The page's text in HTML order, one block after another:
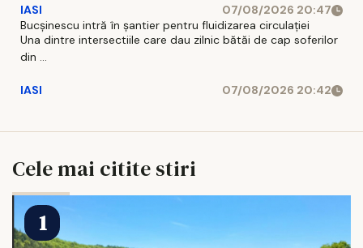
IASI
07/08/2026 20:47
Bucșinescu intră în șantier pentru fluidizarea circulației
Una dintre intersectiile care dau zilnic bătăi de cap soferilor
din ...
IASI 07/08/2026 20:42
Cele mai citite stiri